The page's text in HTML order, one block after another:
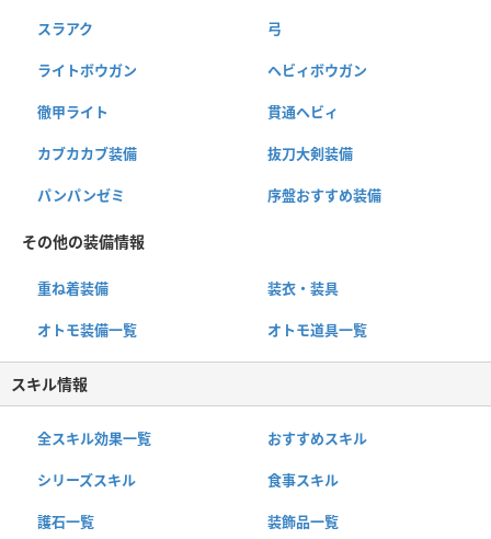
スラアク 弓
ライトボウガン ヘビィボウガン
徹甲ライト 貫通ヘビィ
カブカカブ装備 抜刀大剣装備
パンパンゼミ 序盤おすすめ装備
その他の装備情報
重ね着装備 装衣・装具
オトモ装備一覧 オトモ道具一覧
スキル情報
全スキル効果一覧 おすすめスキル
シリーズスキル 食事スキル
護石一覧 装飾品一覧